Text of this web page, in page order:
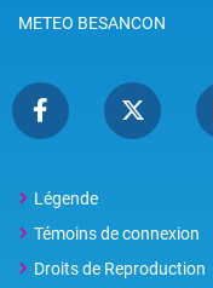
METEO BESANCON
Légende
Témoins de connexion
Droits de Reproduction